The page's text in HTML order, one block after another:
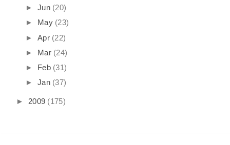
► Jun (20)
► May (23)
► Apr (22)
► Mar (24)
► Feb (31)
► Jan (37)
► 2009 (175)